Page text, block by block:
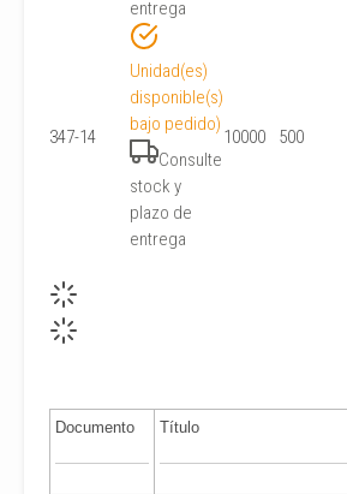
entrega
347-14
Unidad(es)
disponible(s)
bajo pedido)
Consulte
stock y
plazo de
entrega
10000 500
Documento Título